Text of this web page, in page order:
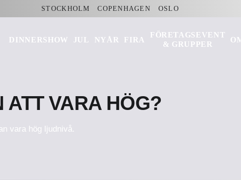
STOCKHOLM COPENHAGEN OSLO
DINNERSHOW JUL NYÅR FIRA
FÖRETAGSEVENT
& GRUPPER
VARA HÖG?
vara hög ljudnivå.